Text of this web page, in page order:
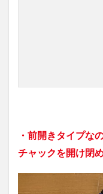
・前開きタイプな
チャックを開け閉